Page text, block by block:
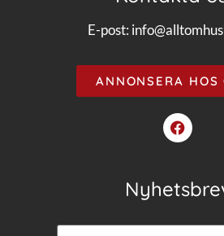
E-post:
ANNONSERA HOS